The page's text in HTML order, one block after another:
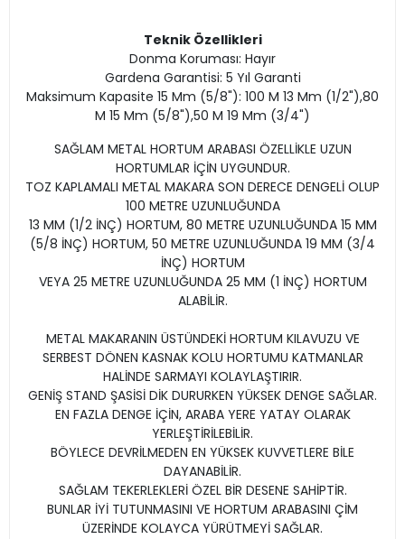
Teknik Özellikleri
Donma Koruması: Hayır
Gardena Garantisi: 5 Yıl Garanti
Maksimum Kapasite 15 Mm (5/8"): 100 M 13 Mm (1/2"),80
M 15 Mm (5/8"),50 M 19 Mm (3/4")
SAĞLAM METAL HORTUM ARABASI ÖZELLİKLE UZUN
HORTUMLAR İÇİN UYGUNDUR.
TOZ KAPLAMALI METAL MAKARA SON DERECE DENGELİ OLUP
100 METRE UZUNLUĞUNDA
13 MM (1/2 İNÇ) HORTUM, 80 METRE UZUNLUĞUNDA 15 MM
(5/8 İNÇ) HORTUM, 50 METRE UZUNLUĞUNDA 19 MM (3/4
İNÇ) HORTUM
VEYA 25 METRE UZUNLUĞUNDA 25 MM (1 İNÇ) HORTUM
ALABİLİR.
METAL MAKARANIN ÜSTÜNDEKİ HORTUM KILAVUZU VE
SERBEST DÖNEN KASNAK KOLU HORTUMU KATMANLAR
HALİNDE SARMAYI KOLAYLAŞTIRIR.
GENİŞ STAND ŞASİSİ DİK DURURKEN YÜKSEK DENGE SAĞLAR.
EN FAZLA DENGE İÇİN, ARABA YERE YATAY OLARAK
YERLEŞTİRİLEBİLİR.
BÖYLECE DEVRİLMEDEN EN YÜKSEK KUVVETLERE BİLE
DAYANABİLİR.
SAĞLAM TEKERLEKLERİ ÖZEL BİR DESENE SAHİPTİR.
BUNLAR İYİ TUTUNMASINI VE HORTUM ARABASINI ÇİM
ÜZERİNDE KOLAYCA YÜRÜTMEYİ SAĞLAR.